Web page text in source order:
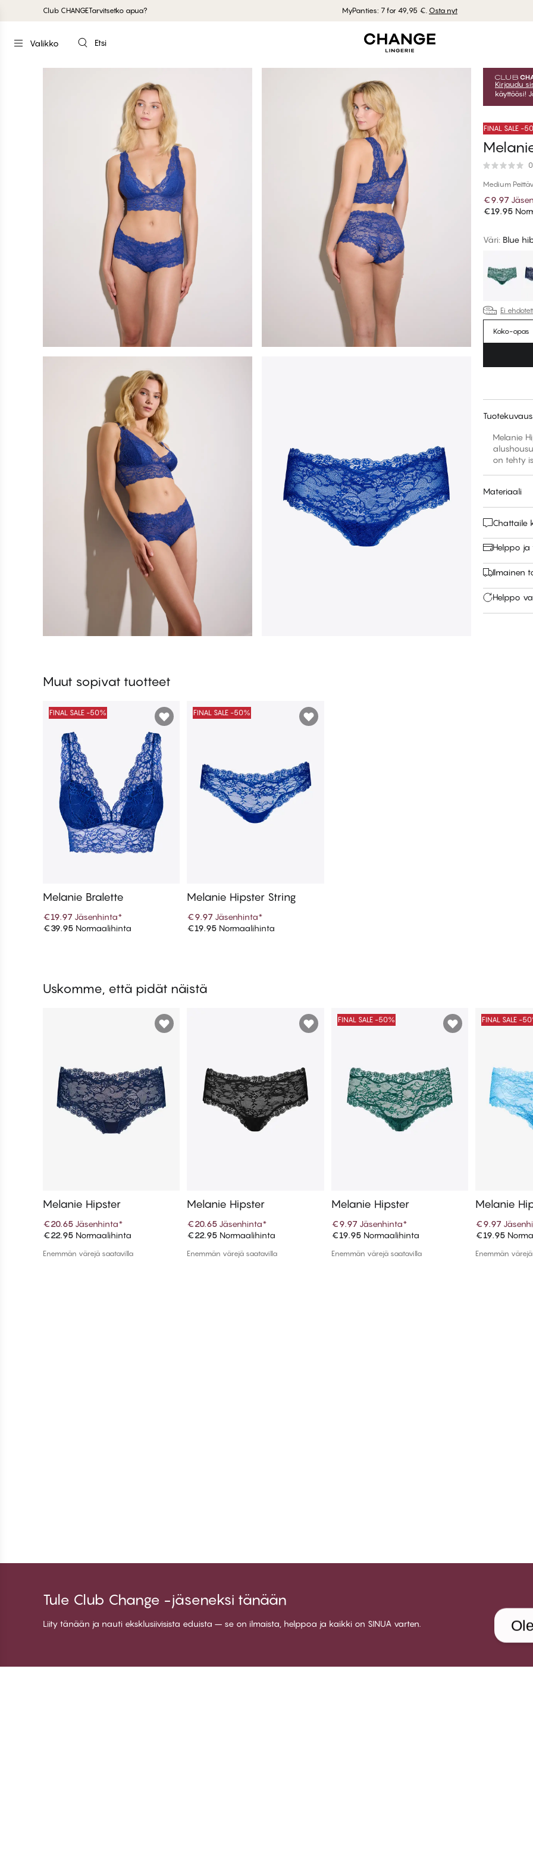
Club CHANGETarvitsetko apua? MyPanties: 7 for 49,95 €. Osta nyt
Valikko Etsi
Kirjaudu
käyttöösi!
FINAL SALE -
Medium
€9.97
€19.95
Väri: Blue
Ei
Koko-opas
Tuotekuvaus
Melanie
on tehty
Materiaali
Chattaile
Helppo ja
Ilmainen
Helppo
Muut sopivat tuotteet
Lisää ostoskoriin
FINAL SALE -50%
Melanie Bralette
€19.97 Jäsenhinta*
€39.95 Normaalihinta Lisää ostoskoriin
FINAL SALE -50%
Melanie Hipster String
€9.97 Jäsenhinta*
€19.95 Normaalihinta
Uskomme, että pidät näistä
Lisää ostoskoriin
Melanie Hipster
€20.65 Jäsenhinta*
€22.95 Normaalihinta
Enemmän värejä saatavilla
Lisää ostoskoriin
Melanie Hipster
€20.65 Jäsenhinta*
€22.95 Normaalihinta
Enemmän värejä saatavilla
Lisää ostoskoriin
FINAL SALE -50%
Melanie Hipster
€9.97 Jäsenhinta*
€19.95Normaalihinta
Enemmän värejä saatavilla
FINAL SALE -
Melanie
€9.97
€19.95
Enemmän
Tule Club Change -jäseneksi tänään
Liity tänään ja nauti eksklusiivisista eduista – se on ilmaista, helppoa ja kaikki on SINUA varten.